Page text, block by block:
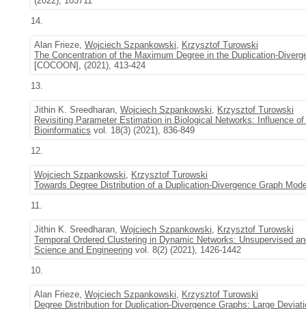
14.
Alan Frieze, Wojciech Szpankowski, Krzysztof Turowski
The Concentration of the Maximum Degree in the Duplication-
[COCOON], (2021), 413-424
13.
Jithin K. Sreedharan, Wojciech Szpankowski, Krzysztof Turowski
Revisiting Parameter Estimation in Biological Networks: Influence
Bioinformatics vol. 18(3) (2021), 836-849
12.
Wojciech Szpankowski, Krzysztof Turowski
Towards Degree Distribution of a Duplication-Divergence Graph
11.
Jithin K. Sreedharan, Wojciech Szpankowski, Krzysztof Turowski
Temporal Ordered Clustering in Dynamic Networks: Unsupervised
Science and Engineering vol. 8(2) (2021), 1426-1442
10.
Alan Frieze, Wojciech Szpankowski, Krzysztof Turowski
Degree Distribution for Duplication-Divergence Graphs: Large